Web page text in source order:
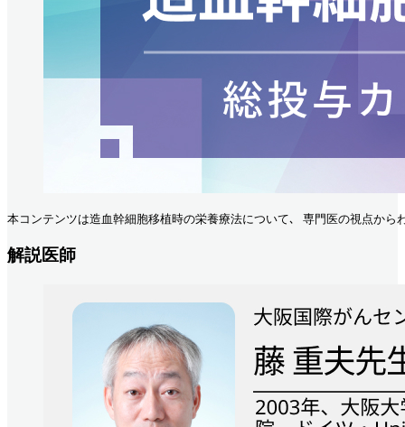
本コンテンツは造血幹細胞移植時の栄養療法について､ 専門医の視点か
解説医師